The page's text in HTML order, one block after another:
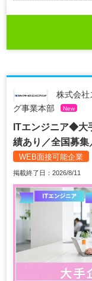
株式会
グ事業本部
New
ITエンジニア◆大
績あり／全国募
WEB面接可能企業
掲載終了日：2026/8/11